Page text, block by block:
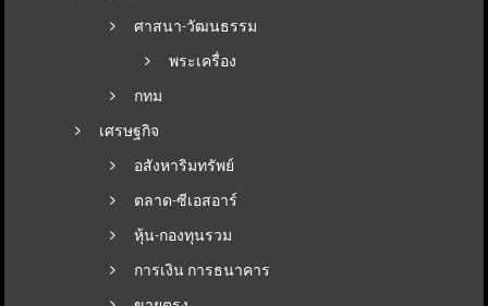
ศาสนา-วัฒนธรรม
พระเครื่อง
กทม
เศรษฐกิจ
อสังหาริมทรัพย์
ตลาด-ซีเอสอาร์
หุ้น-กองทุนรวม
การเงิน การธนาคาร